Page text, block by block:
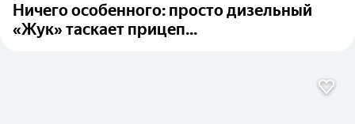
Ничего особенного: просто дизельный
«Жук» таскает прицеп...